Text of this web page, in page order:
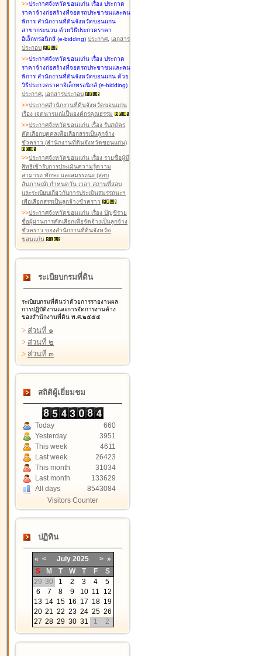
>>ประกาศจังหวัดขอนแก่น เรื่อง ประกวด
ราคาจ้างก่อสร้างที่จอดรถประชาชนและคน
พิการ สำนักงานที่ดินจังหวัดขอนแก่น
สาขากระนวน ด้วยวิธีประกวดราคา
อิเล็กทรอนิกส์ (e-bidding) ประกาศ, เอกสาร
ประกอบ
>>ประกาศจังหวัดขอนแก่น เรื่อง ประกวด
ราคาจ้างก่อสร้างที่จอดรถประชาชนและคน
พิการ สำนักงานที่ดินจังหวัดขอนแก่น ด้วย
วิธีประกวดราคาอิเล็กทรอนิกส์ (e-bidding)
ประกาศ, เอกสารประกอบ
>>ประกาศสำนักงานที่ดินจังหวัดขอนแก่น
เรื่อง เจตนารมณ์เป็นองค์กรคุณธรรม
>>ประกาศจังหวัดขอนแก่น เรื่อง รับสมัคร
คัดเลือกบุคคลเพื่อเลือกสรรเป็นลูกจ้าง
ชั่วคราว (สำนักงานที่ดินจังหวัดขอนแก่น)
>>ประกาศจังหวัดขอนแก่น เรื่อง รายชื่อผู้มี
สิทธิเข้ารับการประเมินความรู้ความ
สามารถ ทักษะ และสมรรถนะ (สอบ
สัมภาษณ์) กำหนดวัน เวลา สถานที่สอบ
และระเบียบเกี่ยวกับการประเมินสมรรถนะฯ
เพื่อเลือกสรรเป็นลูกจ้างชั่วคราว
>>ประกาศจังหวัดขอนแก่น เรื่อง บัญชีราย
ชื่อผู้ผ่านการคัดเลือกเพื่อจัดจ้างเป็นลูกจ้าง
ชั่วคราว ของสำนักงานที่ดินจังหวัด
ขอนแก่น
ระเบียบกรมที่ดิน
ระเบียบกรมที่ดินว่าด้วยการรายงานผล
การปฏิบัติงานและการจัดการงานค้าง
ของสำนักงานที่ดิน พ.ศ.๒๕๕๕
> ส่วนที่ ๑
> ส่วนที่ ๒
> ส่วนที่ ๓
สถิติผู้เยี่ยมชม
Today
660
Yesterday
3951
This week
4611
Last week
26423
This month
31034
Last month
133629
All days
8543084
Visitors Counter
ปฏิทิน
« < July 2025 > »
S
M T W T F
S
29 30 1 2 3 4
5
6
7 8 9 10 11
12
13 14 15 16 17 18 19
20 21 22 23 24 25 26
27 28 29 30 31 1 2